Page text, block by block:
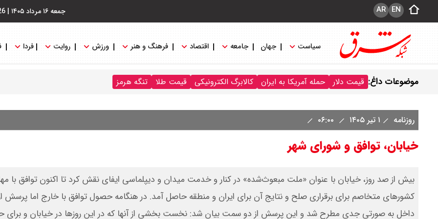
جمعه ۱۶ مرداد ۱۴۰۵ | EN
AR
سیاست جهان جامعه اقتصاد فرهنگ و هنر ورزش روایت فردا
موضوعات داغ: قیمت دلار حمله آمریکا به ایران کالابرگ الکترونیکی قیمت طلا تنگه هرمز
روزنامه ۱ تیر ۱۴۰۵
خیابان، توافق و شورای شهر
بیش از صد روز، خیابان با عنوان «ملت مبعوث‌شده» در کنار و خدمت میدان و دیپلماسی ایفای نقش کرد تا اکنون توافق با
کشورهای متخاصم برای برقراری صلح و نتایج آن برای ایران و منطقه حاصل آمد. در هنگامه حصول توافق با خارج اما پرسش از
داخل به صورتی جدی مطرح شد و این پرسش از دو سمت بیان شد: نخست بخشی از آنها که در این روزها در خیابان و برای